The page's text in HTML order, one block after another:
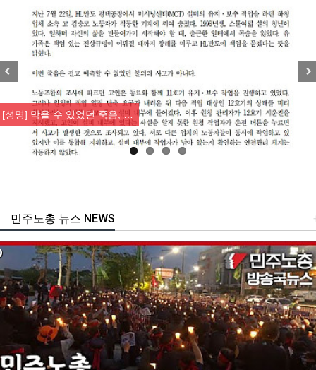
[성명] 막을 수 있었던 죽음, …
주노총 뉴스 NEWS